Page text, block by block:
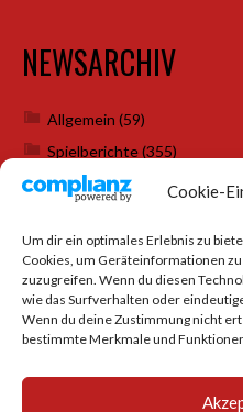
Cookie-
Um dir ein optimales Erlebnis zu
Cookies, um Geräteinformationen
zuzugreifen. Wenn du diesen
wie das Surfverhalten oder
Wenn du deine Zustimmung nicht
bestimmte Merkmale und
NEWSARCHIV
Allgemein (59)
Spielberichte(355)
Weihnachtsfeiern(7)
SOCIAL MEDIA